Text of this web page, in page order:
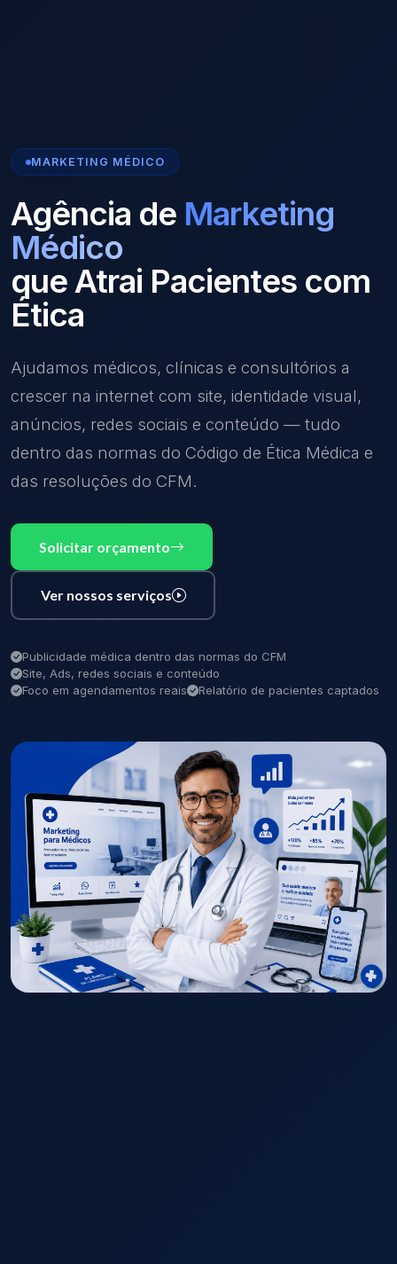
MARKETING MÉDICO
Agência de Marketing
Médico
que Atrai Pacientes com
Ética
Ajudamos médicos, clínicas e consultórios a
crescer na internet com site, identidade visual,
anúncios, redes sociais e conteúdo — tudo
dentro das normas do Código de Ética Médica e
das resoluções do CFM.
Solicitar orçamento
Ver nossos serviços
Publicidade médica dentro das normas do CFM
Site, Ads, redes sociais e conteúdo
Foco em agendamentos reais
Relatório de pacientes captados